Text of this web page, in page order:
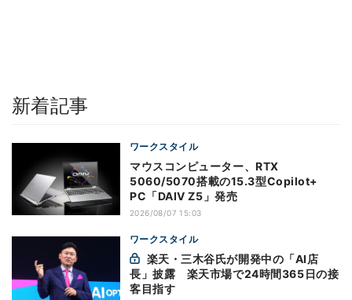
新着記事
ワークスタイル
マウスコンピューター、RTX
5060/5070搭載の15.3型Copilot+
PC「DAIV Z5」発売
2026/08/07 15:03
ワークスタイル
長」披露 楽天市場で24時間365日の接
客目指す